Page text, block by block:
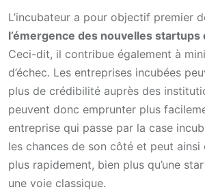
L’incubateur a pour objectif premier
l’émergence des nouvelles
Ceci-dit, il contribue également à
d’échec. Les entreprises incubées
plus de crédibilité auprès des
peuvent donc emprunter plus
entreprise qui passe par la case
les chances de son côté et peut ainsi
plus rapidement, bien plus qu’une
une voie classique.